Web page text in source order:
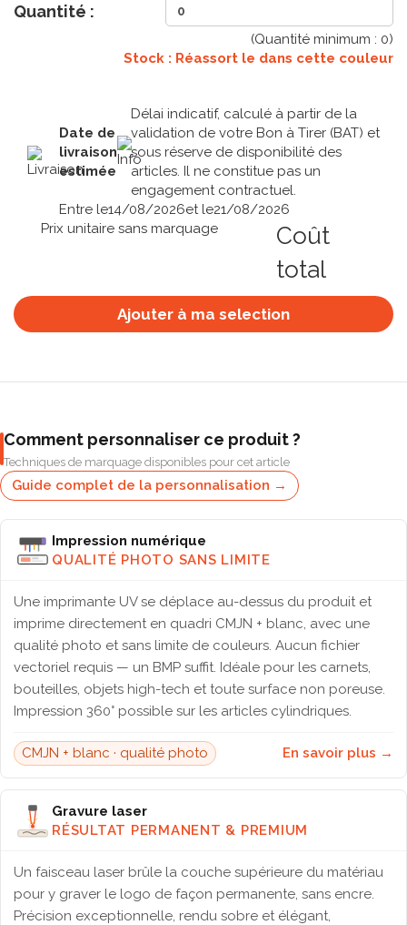
Quantité :
(Quantité minimum : 0)
Stock : Réassort le dans cette couleur
Date de
livraison
estimée
Délai indicatif, calculé à partir de la
validation de votre Bon à Tirer (BAT) et
sous réserve de disponibilité des
articles. Il ne constitue pas un
engagement contractuel.
Entre le14/08/2026et le21/08/2026
Prix unitaire sans marquage
Coût
total
Ajouter à ma selection
Comment personnaliser ce produit ?
Techniques de marquage disponibles pour cet article
Guide complet de la personnalisation →
Impression numérique
QUALITÉ PHOTO SANS LIMITE
Une imprimante UV se déplace au-dessus du produit et
imprime directement en quadri CMJN + blanc, avec une
qualité photo et sans limite de couleurs. Aucun fichier
vectoriel requis — un BMP suffit. Idéale pour les carnets,
bouteilles, objets high-tech et toute surface non poreuse.
Impression 360° possible sur les articles cylindriques.
CMJN + blanc · qualité photo En savoir plus →
Gravure laser
RÉSULTAT PERMANENT & PREMIUM
Un faisceau laser brûle la couche supérieure du matériau
pour y graver le logo de façon permanente, sans encre.
Précision exceptionnelle, rendu sobre et élégant,